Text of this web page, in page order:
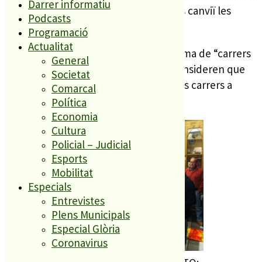
Darrer informatiu
Podcasts
Programació
Actualitat
General
Societat
Comarcal
Política
Economia
Cultura
Policial – Judicial
Esports
Mobilitat
Especials
Entrevistes
Plens Municipals
Especial Glòria
Coronavirus
l’equip de govern que es reflexioni i es canviï les
intencions.
Els veïns mostraven cartells amb el lema de “carrers
segurs i ass€quibles”, ja que també consideren que
no es millora la seguretat en algun dels carrers a
intervenir.